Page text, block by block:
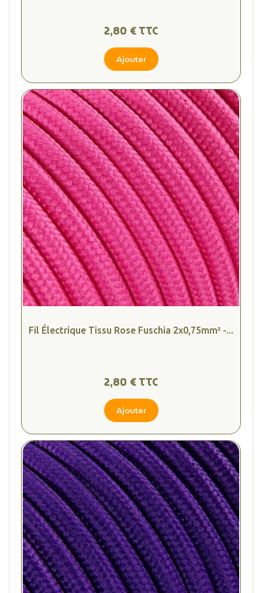
(4
2,80 € TTC
Ajouter
Fil Électrique Tissu Rose Fuschia 2x0,75mm² -...
2,80 € TTC
Ajouter